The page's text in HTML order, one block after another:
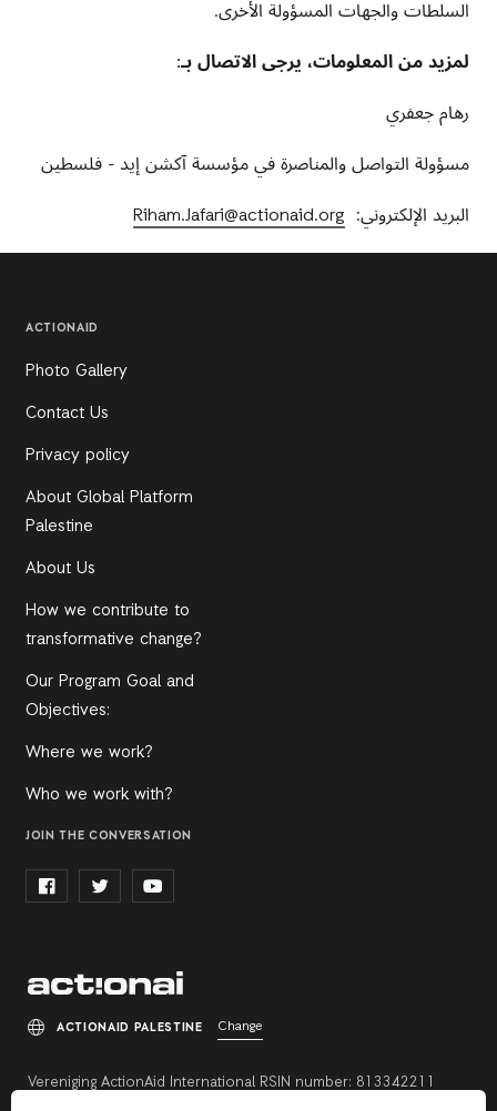
السلطات والجهات المسؤولة الأخرى.
لمزيد من المعلومات، يرجى الاتصال بـ:
رهام جعفري
مسؤولة التواصل والمناصرة في مؤسسة آكشن إيد - فلسطين
البريد الإلكتروني:
Riham.Jafari@actionaid.org
ACTIONAID
Photo Gallery
Contact Us
Privacy policy
About Global Platform
Palestine
About Us
How we contribute to
transformative change?
Our Program Goal and
Objectives:
Where we work?
Who we work with?
JOIN THE CONVERSATION
Vereniging ActionAid International RSIN number: 813342211
ACTIONAID PALESTINE Change